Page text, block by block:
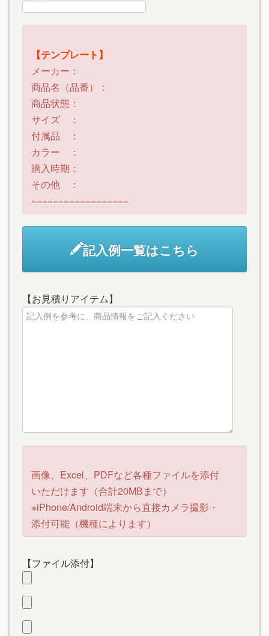
【テンプレート】
メーカー：
商品名（品番）：
商品状態：
サイズ ：
付属品 ：
カラー ：
購入時期：
その他 ：
==================
記入例一覧はこちら
【お見積りアイテム】
画像、Excel、PDFなど各種ファイルを添付
いただけます（合計20MBまで）
※iPhone/Android端末から直接カメラ撮影・
添付可能（機種によります）
【ファイル添付】